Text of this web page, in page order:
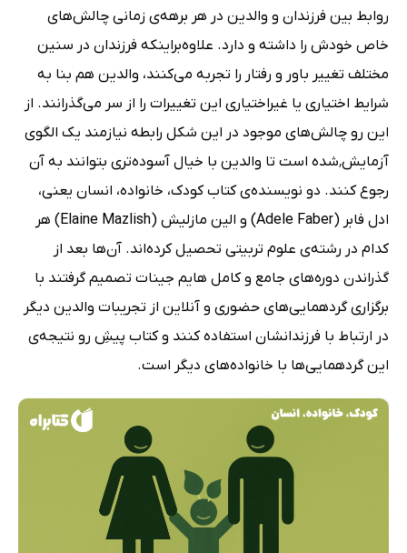
روابط بین فرزندان و والدین در هر برهه‌ی زمانی چالش‌های
خاص خودش را داشته و دارد. علاوه‌براینکه فرزندان در سنین
مختلف تغییر باور و رفتار را تجربه می‌کنند، والدین هم بنا به
شرایط اختیاری یا غیراختیاری این تغییرات را از سر می‌گذرانند. از
این رو چالش‌های موجود در این شکل رابطه نیازمند یک الگوی
آزمایش٬شده است تا والدین با خیال آسوده‌تری بتوانند به آن
رجوع کنند. دو نویسنده‌ی کتاب کودک، خانواده، انسان یعنی،
ادل فابر (Adele Faber) و الین مازلیش (Elaine Mazlish) هر
کدام در رشته‌ی علوم تربیتی تحصیل کرده‌اند. آن‌ها بعد از
گذراندن دوره‌های جامع و کامل هایم جینات تصمیم گرفتند با
برگزاری گردهمایی‌های حضوری و آنلاین از تجریبات والدین دیگر
در ارتباط با فرزندانشان استفاده کنند و کتاب پیشِ رو نتیجه‌ی
این گردهمایی‌ها با خانواده‌های دیگر است.